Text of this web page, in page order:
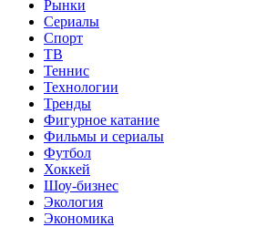
Рынки
Сериалы
Спорт
ТВ
Теннис
Технологии
Тренды
Фигурное катание
Фильмы и сериалы
Футбол
Хоккей
Шоу-бизнес
Экология
Экономика